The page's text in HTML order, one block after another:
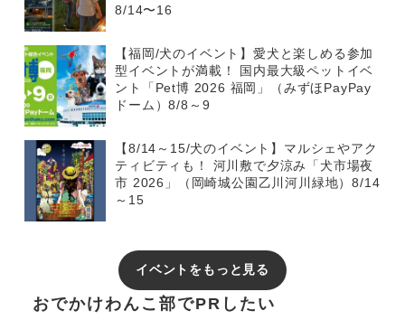
8/14〜16
【福岡/犬のイベント】愛犬と楽しめる参加
型イベントが満載！ 国内最大級ペットイベ
ント「Pet博 2026 福岡」（みずほPayPay
ドーム）8/8～9
【8/14～15/犬のイベント】マルシェやアク
ティビティも！ 河川敷で夕涼み「犬市場夜
市 2026」（岡崎城公園乙川河川緑地）8/14
～15
イベントをもっと見る
おでかけわんこ部でPRしたい